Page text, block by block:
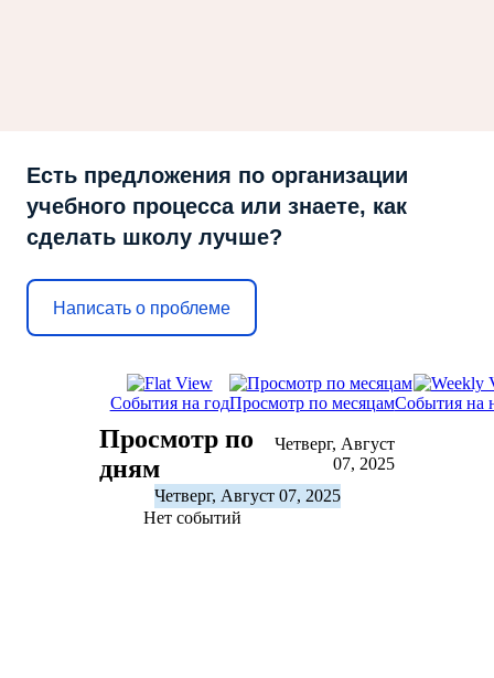
Есть предложения по организации
учебного процесса или знаете, как
сделать школу лучше?
Написать о проблеме
События на годПросмотр по месяцамСобытия на
Просмотр по
дням
Четверг, Август
07, 2025
Четверг, Август 07, 2025
Нет событий